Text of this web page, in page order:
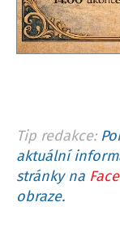
Tip redakce:
aktuální
stránky na
obraze.